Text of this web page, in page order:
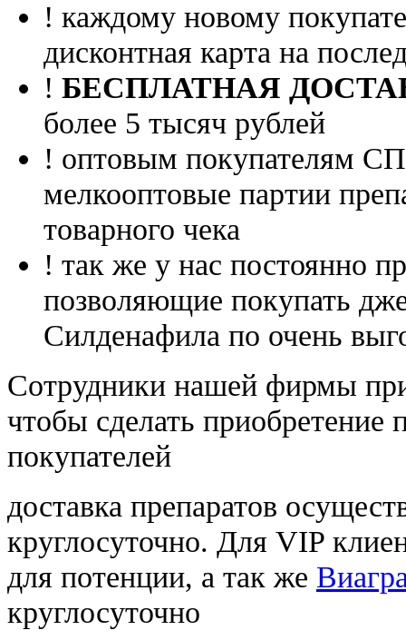
! каждому новому
дисконтная карта на
! БЕСПЛАТНАЯ
более 5 тысяч рублей
! оптовым покупателям
мелкооптовые партии
товарного чека
! так же у нас постоянно
позволяющие покупать
Силденафила по очень
Cотрудники нашей фирмы
чтобы сделать приобретение
покупателей
доставка препаратов
круглосуточно. Для VIP
для потенции, а так же
круглосуточно